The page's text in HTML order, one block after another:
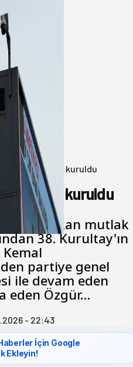
Ağını
Teşkilatı kuruldu
kuruldu
için çıkan mutlak
38. Kurultay'ın
Kemal
partiye genel
ile devam eden
eden Özgür…
- 22:43
İçin Google
Ekleyin!